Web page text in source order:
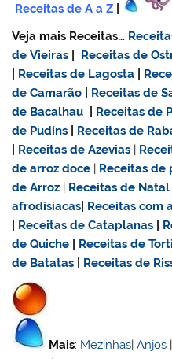
Receitas de A a Z
Veja mais Receitas…
de Vieiras
Receitas de
Receitas de Lagosta
de Camarão
Receitas de
de Bacalhau
Receitas de
de Pudins
Receitas de
Receitas de Azevias |
dearroz doce | Receitas de
de Arroz | Receitas de Natal
afrodisiacas Receitas com
Receitas de Cataplanas
de Quiche
Receitas de
de Batatas
Receitas de
Mais: Mezinhas |Anjos